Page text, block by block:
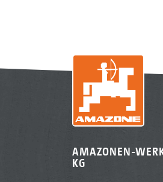
AMAZONEN-
KG